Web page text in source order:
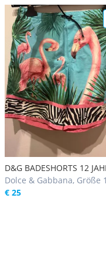
D&G BADESHORTS 12
Dolce & Gabbana, Größe
€ 25